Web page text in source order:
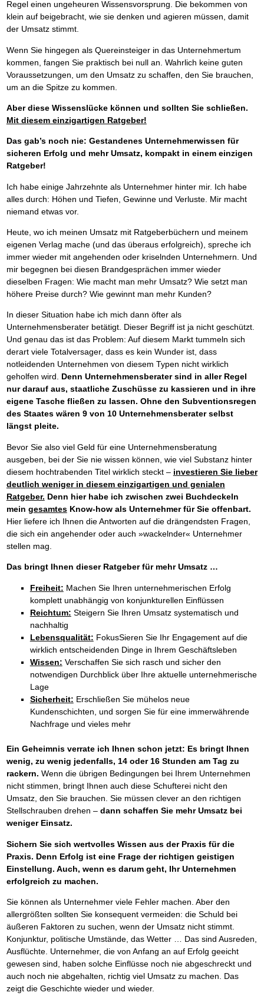
Regel einen ungeheuren Wissensvorsprung. Die bekommen von
klein auf beigebracht, wie sie denken und agieren müssen, damit
der Umsatz stimmt.
Wenn Sie hingegen als Quereinsteiger in das Unternehmertum
kommen, fangen Sie praktisch bei null an. Wahrlich keine guten
Voraussetzungen, um den Umsatz zu schaffen, den Sie brauchen,
um an die Spitze zu kommen.
Aber diese Wissenslücke können und sollten Sie schließen.
Mit diesem einzigartigen Ratgeber!
Das gab’s noch nie: Gestandenes Unternehmerwissen für
sicheren Erfolg und mehr Umsatz, kompakt in einem einzigen
Ratgeber!
Ich habe einige Jahrzehnte als Unternehmer hinter mir. Ich habe
alles durch: Höhen und Tiefen, Gewinne und Verluste. Mir macht
niemand etwas vor.
Heute, wo ich meinen Umsatz mit Ratgeberbüchern und meinem
eigenen Verlag mache (und das überaus erfolgreich), spreche ich
immer wieder mit angehenden oder kriselnden Unternehmern. Und
mir begegnen bei diesen Brandgesprächen immer wieder
dieselben Fragen: Wie macht man mehr Umsatz? Wie setzt man
höhere Preise durch? Wie gewinnt man mehr Kunden?
In dieser Situation habe ich mich dann öfter als
Unternehmensberater betätigt. Dieser Begriff ist ja nicht geschützt.
Und genau das ist das Problem: Auf diesem Markt tummeln sich
derart viele Totalversager, dass es kein Wunder ist, dass
notleidenden Unternehmen von diesem Typen nicht wirklich
geholfen wird. Denn Unternehmensberater sind in aller Regel
nur darauf aus, staatliche Zuschüsse zu kassieren und in ihre
eigene Tasche fließen zu lassen. Ohne den Subventionsregen
des Staates wären 9 von 10 Unternehmensberater selbst
längst pleite.
Bevor Sie also viel Geld für eine Unternehmensberatung
ausgeben, bei der Sie nie wissen können, wie viel Substanz hinter
diesem hochtrabenden Titel wirklich steckt – investieren Sie lieber
deutlich weniger in diesem einzigartigen und genialen
Ratgeber. Denn hier habe ich zwischen zwei Buchdeckeln
mein gesamtesKnow-how als Unternehmer für Sie offenbart.
Hier liefere ich Ihnen die Antworten auf die drängendsten Fragen,
die sich ein angehender oder auch »wackelnder« Unternehmer
stellen mag.
Das bringt Ihnen dieser Ratgeber für mehr Umsatz …
Freiheit: Machen Sie Ihren unternehmerischen Erfolg
komplett unabhängig von konjunkturellen Einflüssen
Reichtum: Steigern Sie Ihren Umsatz systematisch und
nachhaltig
Lebensqualität: FokusSieren Sie Ihr Engagement auf die
wirklich entscheidenden Dinge in Ihrem Geschäftsleben
Wissen: Verschaffen Sie sich rasch und sicher den
notwendigen Durchblick über Ihre aktuelle unternehmerische
Lage
Sicherheit: Erschließen Sie mühelos neue
Kundenschichten, und sorgen Sie für eine immerwährende
Nachfrage und vieles mehr
Ein Geheimnis verrate ich Ihnen schon jetzt: Es bringt Ihnen
wenig, zu wenig jedenfalls, 14 oder 16 Stunden am Tag zu
rackern. Wenn die übrigen Bedingungen bei Ihrem Unternehmen
nicht stimmen, bringt Ihnen auch diese Schufterei nicht den
Umsatz, den Sie brauchen. Sie müssen clever an den richtigen
Stellschrauben drehen – dann schaffen Sie mehr Umsatz bei
weniger Einsatz.
Sichern Sie sich wertvolles Wissen aus der Praxis für die
Praxis. Denn Erfolg ist eine Frage der richtigen geistigen
Einstellung. Auch, wenn es darum geht, Ihr Unternehmen
erfolgreich zu machen.
Sie können als Unternehmer viele Fehler machen. Aber den
allergrößten sollten Sie konsequent vermeiden: die Schuld bei
äußeren Faktoren zu suchen, wenn der Umsatz nicht stimmt.
Konjunktur, politische Umstände, das Wetter … Das sind Ausreden,
Ausflüchte. Unternehmer, die von Anfang an auf Erfolg geeicht
gewesen sind, haben solche Einflüsse noch nie abgeschreckt und
auch noch nie abgehalten, richtig viel Umsatz zu machen. Das
zeigt die Geschichte wieder und wieder.